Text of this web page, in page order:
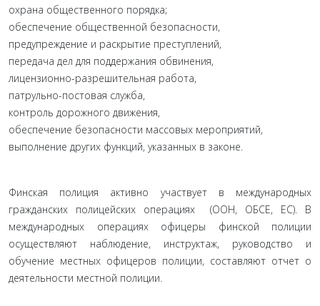
охрана общественного порядка;
обеспечение общественной безопасности,
предупреждение и раскрытие преступлений,
передача дел для поддержания обвинения,
лицензионно-разрешительная работа,
патрульно-постовая служба,
контроль дорожного движения,
обеспечение безопасности массовых мероприятий,
выполнение других функций, указанных в законе.
Финская полиция активно участвует в международных
гражданских полицейских операциях (ООН, ОБСЕ, ЕС). В
международных операциях офицеры финской полиции
осуществляют наблюдение, инструктаж, руководство и
обучение местных офицеров полиции, составляют отчет о
деятельности местной полиции.